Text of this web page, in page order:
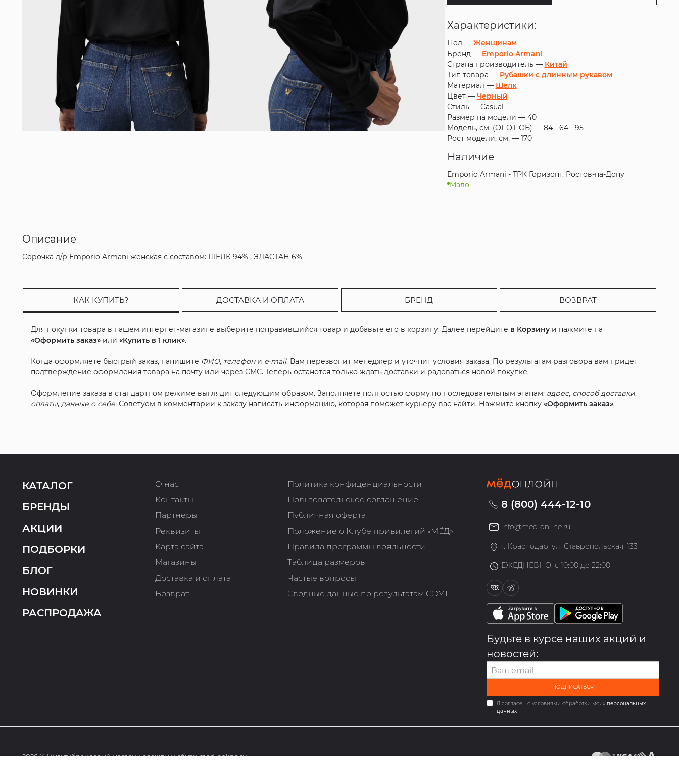
Характеристики:
Пол — Женщинам
Бренд — Emporio Armani
Страна производитель — Китай
Тип товара — Рубашки с длинным рукавом
Материал — Шелк
Цвет — Черный
Стиль — Casual
Размер на модели — 40
Модель, см. (ОГ-ОТ-ОБ) — 84 - 64 - 95
Рост модели, см. — 170
Наличие
Emporio Armani - ТРК Горизонт, Ростов-на-Дону
Мало
Описание
Сорочка д/р Emporio Armani женская с составом: ШЕЛК 94% , ЭЛАСТАН 6%
КАК КУПИТЬ? ДОСТАВКА И ОПЛАТА БРЕНД ВОЗВРАТ
Для покупки товара в нашем интернет-магазине выберите понравившийся товар и добавьте его в корзину. Далее перейдите в Корзину и нажмите на
«Оформить заказ» или«Купить в 1 клик».
Когда оформляете быстрый заказ, напишите ФИО, телефони e-mail. Вам перезвонит менеджер и уточнит условия заказа. По результатам разговора вам придет
подтверждение оформления товара на почту или через СМС. Теперь останется только ждать доставки и радоваться новой покупке.
Оформление заказа в стандартном режиме выглядит следующим образом. Заполняете полностью форму по последовательным этапам: адрес, способ доставки,
оплаты,данные о себе. Советуем в комментарии к заказу написать информацию, которая поможет курьеру вас найти. Нажмите кнопку«Оформить заказ».
КАТАЛОГ
БРЕНДЫ
АКЦИИ
ПОДБОРКИ
БЛОГ
НОВИНКИ
РАСПРОДАЖА
О нас
Контакты
Партнеры
Реквизиты
Карта сайта
Магазины
Доставка и оплата
Возврат
Политика конфиденциальности
Пользовательское соглашение
Публичная оферта
Положение о Клубе привилегий «МЁД»
Правила программы лояльности
Таблица размеров
Частые вопросы
Сводные данные по результатам СОУТ
8 (800) 444-12-10
info@med-online.ru
г. Краснодар, ул. Ставропольская, 133
ЕЖЕДНЕВНО, с 10:00 до 22:00
Будьте в курсе наших акций и
новостей:
ПОДПИСАТЬСЯ
Я согласен с условиями обработки моих персональных
данных
2026 © Мультибрендовый магазин одежды и обуви med-online.ru